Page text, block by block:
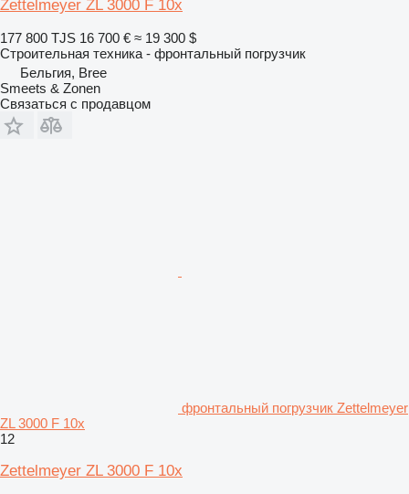
Zettelmeyer ZL 3000 F 10x
177 800 TJS 16 700 € ≈ 19 300 $
Строительная техника - фронтальный погрузчик
Бельгия, Bree
Smeets & Zonen
Связаться с продавцом
фронтальный погрузчик Zettelmeyer
ZL 3000 F 10x
12
Zettelmeyer ZL 3000 F 10x